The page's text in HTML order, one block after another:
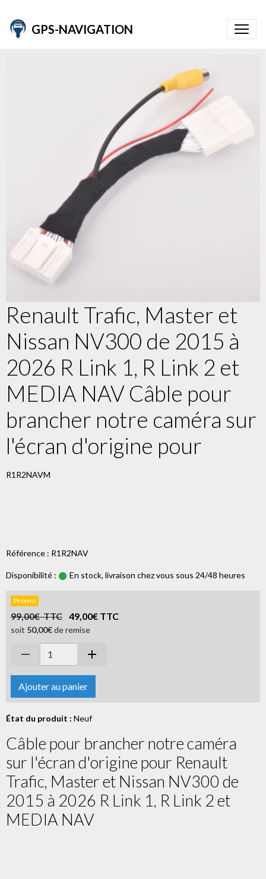
GPS-NAVIGATION
Renault Trafic, Master et
Nissan NV300 de 2015 à
2026 R Link 1, R Link 2 et
MEDIA NAV Câble pour
brancher notre caméra sur
l'écran d'origine pour
R1R2NAVM
Référence : R1R2NAV
Disponibilité : En stock, livraison chez vous sous 24/48 heures
Promo
99,00€ TTC 49,00€ TTC
soit 50,00€de remise
Ajouter au panier
État du produit : Neuf
Câble pour brancher notre caméra
sur l'écran d'origine pour Renault
Trafic, Master et Nissan NV300 de
2015 à 2026 R Link 1, R Link 2 et
MEDIA NAV